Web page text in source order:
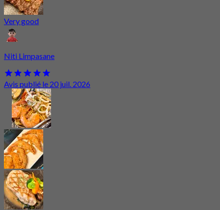
Very good
Niti Limpasane
Avis publié le 20 juil. 2026